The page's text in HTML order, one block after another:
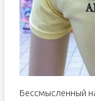
Бессмысленный